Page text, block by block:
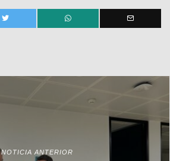
NOTICIA ANTERIOR